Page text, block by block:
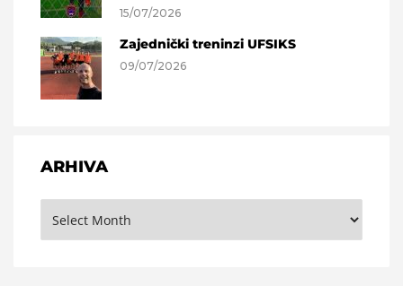
15/07/2026
Zajednički treninzi UFSIKS
09/07/2026
ARHIVA